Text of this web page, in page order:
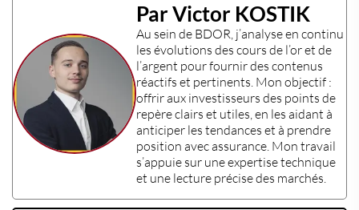
Par Victor KOSTIK
Au sein de BDOR , j’analyse en continu
les évolutions des cours de l’oret de
l’argent pour fournir des contenus
réactifs et pertinents. Mon objectif :
offrir aux investisseurs des points de
repère clairs et utiles, en les aidant à
anticiper les tendances et à prendre
position avec assurance. Mon travail
s’appuie sur uneexpertise technique
et une lecture précise des marchés.